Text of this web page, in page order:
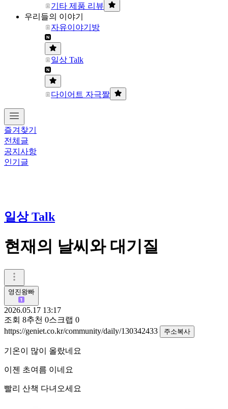
기타 제품 리뷰
우리들의 이야기
자유이야기방
일상 Talk
다이어트 자극짤
즐겨찾기
전체글
공지사항
인기글
일상 Talk
현재의 날씨와 대기질
영진왕빠
2026.05.17 13:17
조회 8추천 0스크랩 0
https://geniet.co.kr/community/daily/130342433
주소복사
기온이 많이 올랐네요
이젠 초여름 이네요
빨리 산책 다녀오세요